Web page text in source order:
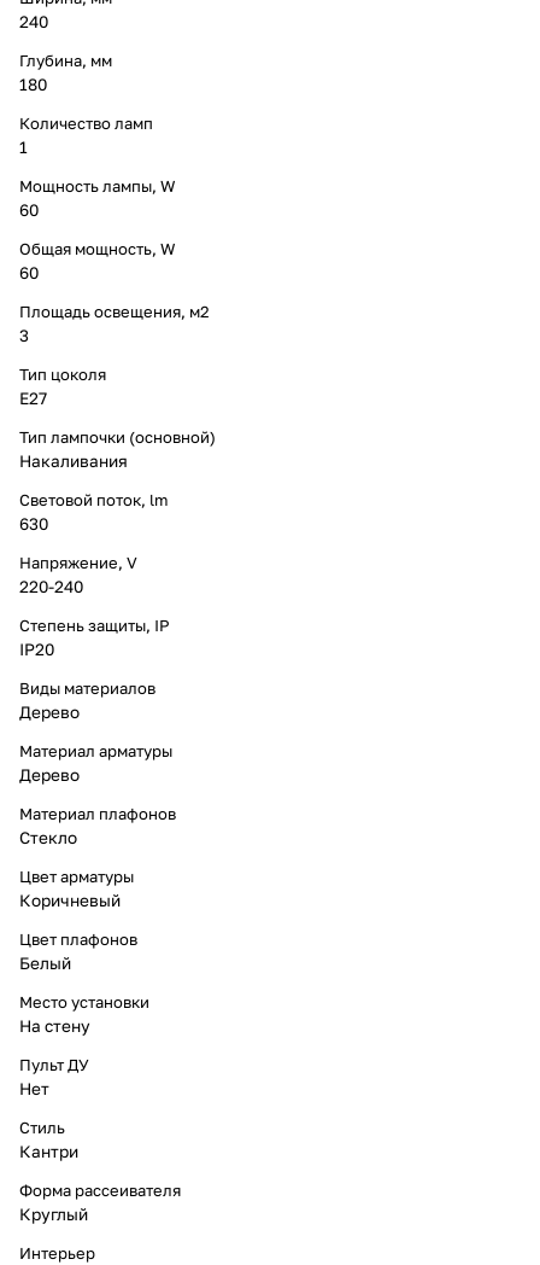
240
Глубина, мм
180
Количество ламп
1
Мощность лампы, W
60
Общая мощность, W
60
Площадь освещения, м2
3
Тип цоколя
E27
Тип лампочки (основной)
Накаливания
Световой поток, lm
630
Напряжение, V
220-240
Степень защиты, IP
IP20
Виды материалов
Дерево
Материал арматуры
Дерево
Материал плафонов
Стекло
Цвет арматуры
Коричневый
Цвет плафонов
Белый
Место установки
На стену
Пульт ДУ
Нет
Стиль
Кантри
Форма рассеивателя
Круглый
Интерьер